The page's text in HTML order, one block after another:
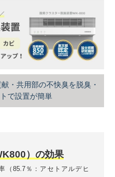
・共用部の不快臭を脱臭・
で設置が簡単
）の効果
（85.7％：アセトアルデヒ